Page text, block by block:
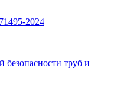
2024
безопасности труб и